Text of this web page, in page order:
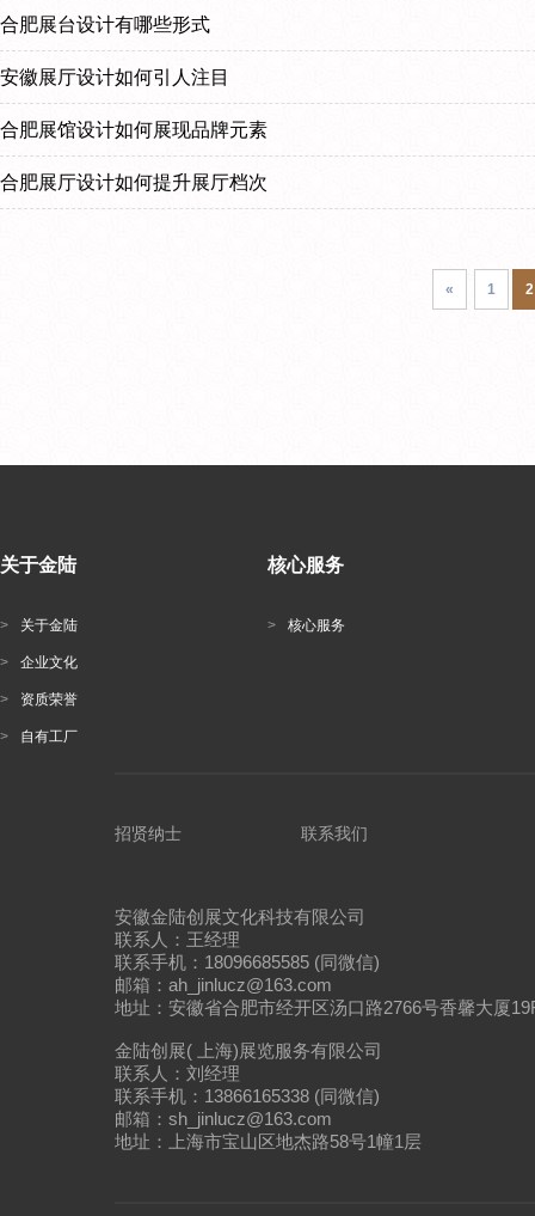
合肥展台设计有哪些形式
安徽展厅设计如何引人注目
合肥展馆设计如何展现品牌元素
合肥展厅设计如何提升展厅档次
« 1 2
关于金陆
> 关于金陆
> 企业文化
> 资质荣誉
> 自有工厂
核心服务
> 核心服务
招贤纳士 联系我们
安徽金陆创展文化科技有限公司
联系人：王经理
联系手机：18096685585 (同微信)
邮箱：ah_jinlucz@163.com
地址：安徽省合肥市经开区汤口路2766号香馨大厦
金陆创展( 上海)展览服务有限公司
联系人：刘经理
联系手机：13866165338 (同微信)
邮箱：sh_jinlucz@163.com
地址：上海市宝山区地杰路58号1幢1层